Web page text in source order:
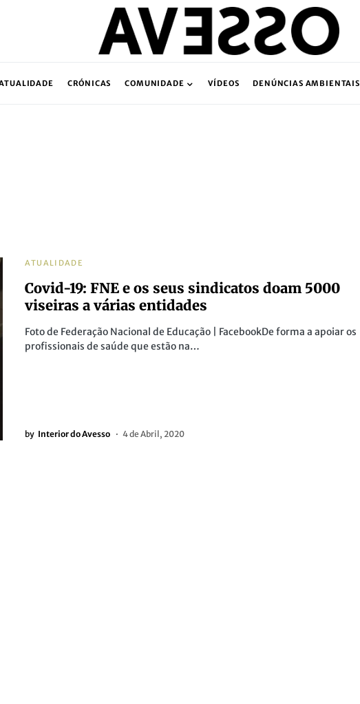
CRÓNICAS COMUNIDADE VÍDEOS DENÚNCIAS AMBIENTAIS
ATUALIDADE
Covid-19: FNE e os seus sindicatos doam 5000
viseiras a várias entidades
Foto de Federação Nacional de Educação | FacebookDe forma a apoiar os
profissionais de saúde que estão na…
by Interior do Avesso 4 de Abril, 2020